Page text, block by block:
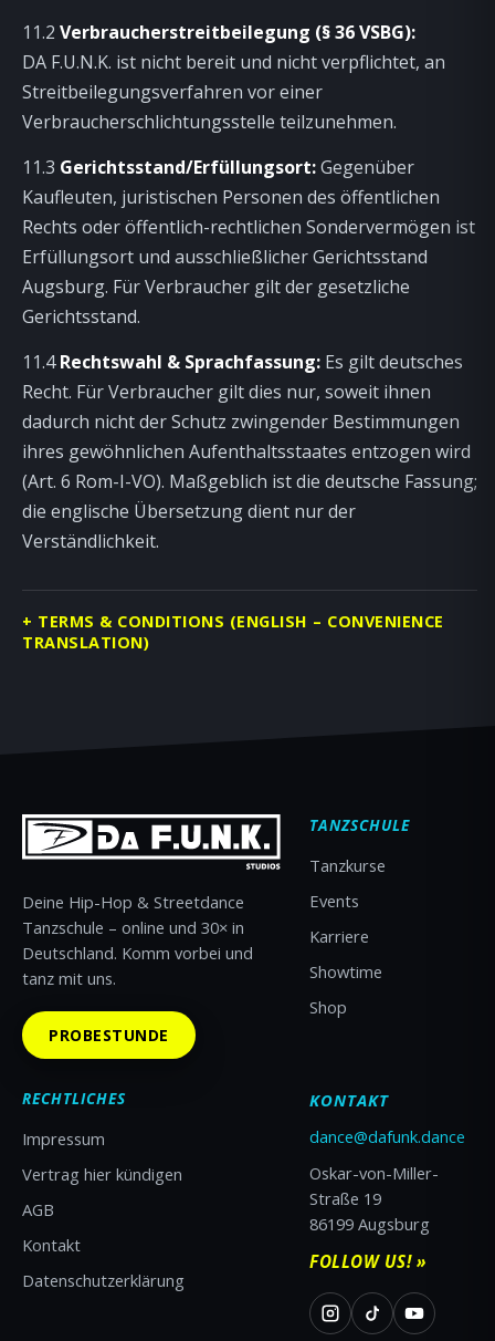
11.2 Verbraucherstreitbeilegung (§ 36 VSBG):
DA F.U.N.K. ist nicht bereit und nicht verpflichtet, an
Streitbeilegungsverfahren vor einer
Verbraucherschlichtungsstelle teilzunehmen.
11.3 Gerichtsstand/Erfüllungsort:Gegenüber
Kaufleuten, juristischen Personen des öffentlichen
Rechts oder öffentlich-rechtlichen Sondervermögen ist
Erfüllungsort und ausschließlicher Gerichtsstand
Augsburg. Für Verbraucher gilt der gesetzliche
Gerichtsstand.
11.4Rechtswahl & Sprachfassung: Es gilt deutsches
Recht. Für Verbraucher gilt dies nur, soweit ihnen
dadurch nicht der Schutz zwingender Bestimmungen
ihres gewöhnlichen Aufenthaltsstaates entzogen wird
(Art. 6 Rom-I-VO). Maßgeblich ist die deutsche Fassung;
die englische Übersetzung dient nur der
Verständlichkeit.
TERMS & CONDITIONS (ENGLISH – CONVENIENCE
TRANSLATION)
Deine Hip-Hop & Streetdance
Tanzschule – online und 30× in
Deutschland. Komm vorbei und
tanz mit uns.
PROBESTUNDE
TANZSCHULE
Tanzkurse
Events
Karriere
Showtime
Shop
RECHTLICHES
Impressum
Vertrag hier kündigen
AGB
Kontakt
Datenschutzerklärung
KONTAKT
dance@dafunk.dance
Oskar-von-Miller-
Straße 19
86199 Augsburg
FOLLOW US! »